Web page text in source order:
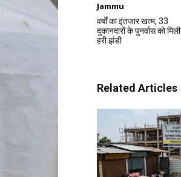
Jammu
वर्षों का इंतजार खत्म, 33
दुकानदारों के पुनर्वास को मिली
हरी झंडी
Related Articles